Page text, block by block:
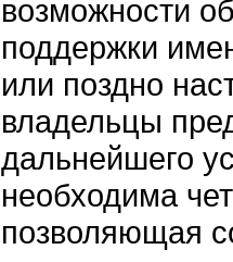
возможности
поддержки
или поздно
владельцы
дальнейшего
необходима
позволяющая